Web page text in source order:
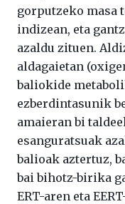
gorputzeko masa
indizean, eta
azaldu zituen.
aldagaietan
baliokide
ezberdintasunik
amaieran bi
esanguratsuak
balioak aztertuz,
bai bihotz-birika
ERT-aren eta